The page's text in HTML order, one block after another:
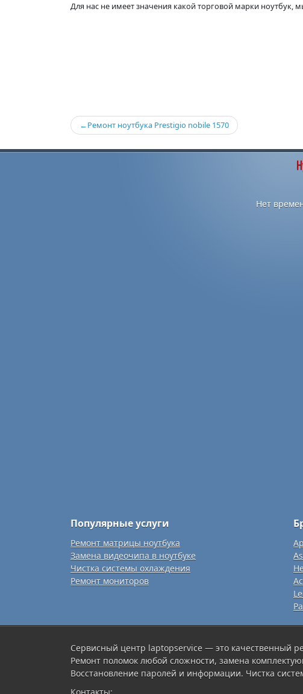
Для нас не имеет значения какой торговой марки ноутбук,
Навигация
Ремонт ноутбука Prestigio nobile 1570
Нет
Популярные услуги
Ремонт матрицы ноутбука
Замена видеочипа в ноутбуке
Чистка системы охлаждения
Ремонт мониторов
Сервисный центр laptopservice — это качественный
Ремонт поломок любой сложности, замена
Восстановление паролей и информации. Чистка